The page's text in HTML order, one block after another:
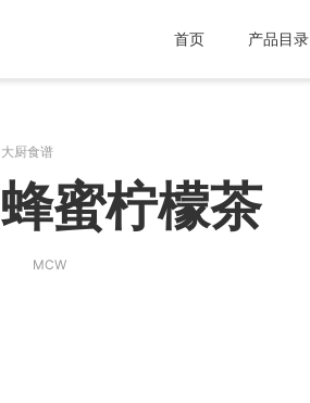
首页 产品目录
大厨食谱
蜂蜜柠檬茶
MCW